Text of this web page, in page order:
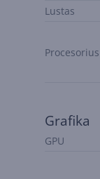
Lustas
Procesorius
Grafika
GPU